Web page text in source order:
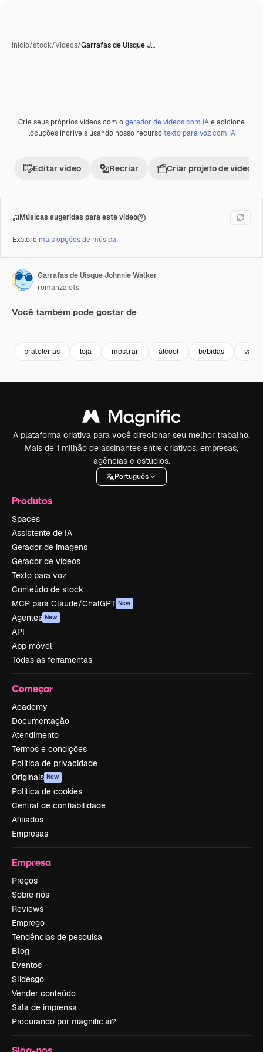
Início/stock/Vídeos/Garrafas de Uísque J…
Premium
Crie seus próprios vídeos com ogerador de vídeos com IAe adicione
locuções incríveis usando nosso recursotexto para voz com IA
Editar vídeo Recriar Criar projeto de vídeo
Músicas sugeridas para este vídeo
Explore mais opções de música
Garrafas de Uísque Johnnie Walker
romanzaiets
Você também pode gostar de
prateleiras loja mostrar álcool bebidas
A plataforma criativa para você direcionar seu melhor trabalho.
Mais de 1 milhão de assinantes entre criativos, empresas,
agências e estúdios.
Português
Produtos
Spaces
Assistente de IA
Gerador de imagens
Gerador de vídeos
Texto para voz
Conteúdo de stock
MCP para Claude/ChatGPT New
Agentes New
API
App móvel
Todas as ferramentas
Começar
Academy
Documentação
Atendimento
Termos e condições
Política de privacidade
Originais New
Política de cookies
Central de confiabilidade
Afiliados
Empresas
Empresa
Preços
Sobre nós
Reviews
Emprego
Tendências de pesquisa
Blog
Eventos
Slidesgo
Vender conteúdo
Sala de imprensa
Procurando por magnific.ai?